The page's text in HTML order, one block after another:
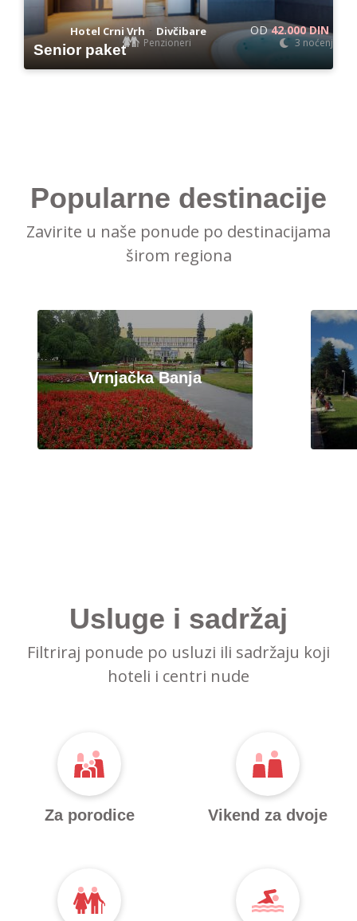
Hotel Crni Vrh - Divčibare
Senior paket
OD42.000 DIN
Penzioneri 3 noćenja
Popularne destinacije
Zavirite u naše ponude po destinacijama
širom regiona
Vrnjačka Banja
Usluge i sadržaj
Filtriraj ponude po usluzi ili sadržaju koji
hoteli i centri nude
Za porodice Vikend za dvoje